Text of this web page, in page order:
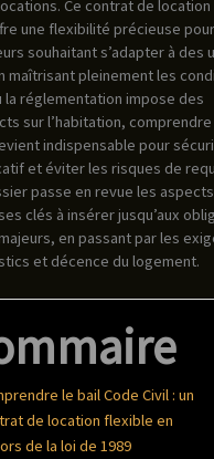
Ce contrat de location
une flexibilité précieuse
souhaitant s’adapter à des
maîtrisant pleinement les
la réglementation impose des
sur l’habitation,
indispensable pour
et éviter les risques de
passe en revue les
clés à insérer jusqu’aux
en passant par les
et décence du logement.
le bail Code Civil : un
de location flexible en
de la loi de 1989